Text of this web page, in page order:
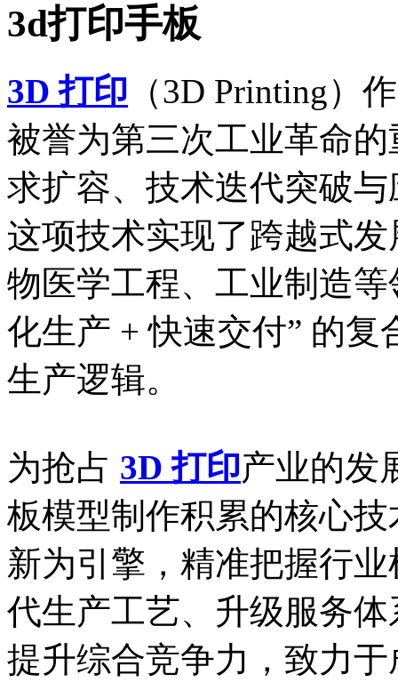
3d打印手板
3D 打印 （3D Printing）
被誉为第三次工业革命
求扩容、技术迭代突破
这项技术实现了跨越式
物医学工程、工业制造
化生产 + 快速交付” 的
生产逻辑。
为抢占 3D 打印产业的发
板模型制作积累的核心
新为引擎，精准把握行
代生产工艺、升级服务
提升综合竞争力，致力